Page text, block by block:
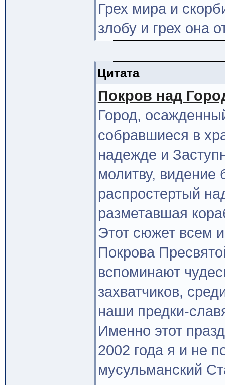
Грех мира и
злобу и грех она
Цитата
Покров над
Город,
собравшиеся в
надежде и
молитву,
распростертый
разметавшая
Этот сюжет всем
Покрова
вспоминают
захватчиков,
наши предки-
Именно этот
2002 года я и не
мусульманский